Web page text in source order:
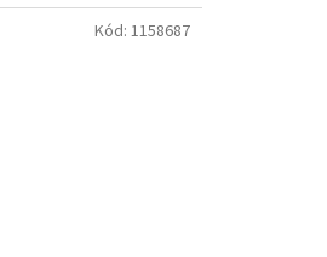
Kód: 1158687